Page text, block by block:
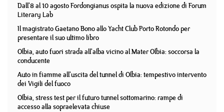
Dall'8 al 10 agosto Fordongianus ospita la nuova edizione di Forum
Literary Lab
Il magistrato Gaetano Bono allo Yacht Club Porto Rotondo per
presentare il suo ultimo libro
Olbia, auto fuori strada all'alba vicino al Mater Olbia: soccorsa la
conducente
Auto in fiamme all'uscita del tunnel di Olbia: tempestivo intervento
dei Vigili del fuoco
Olbia, stress test per il futuro tunnel sottomarino: rampe di
accesso alla sopraelevata chiuse